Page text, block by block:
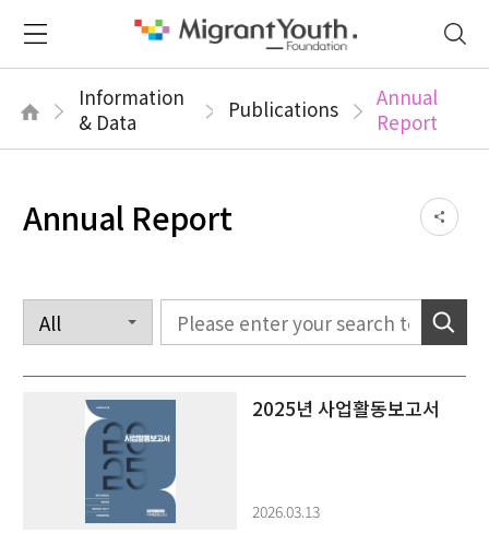
Information
& Data
Publications
Annual
Report
Annual Report
2025년 사업활동보고서
2026.03.13